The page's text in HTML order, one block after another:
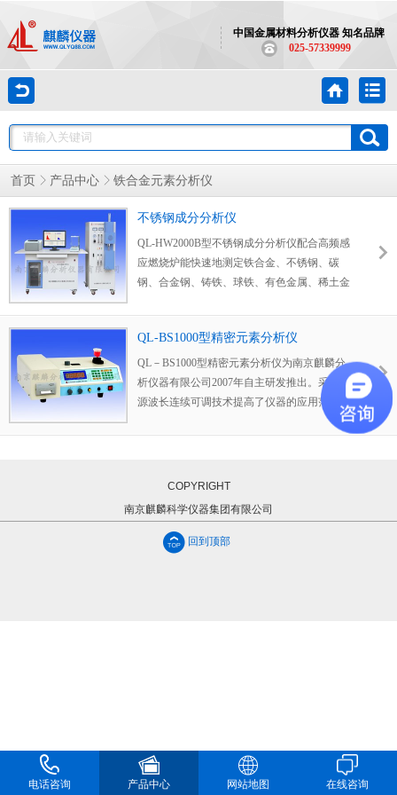
中国金属材料分析仪器 知名品牌
025-57339999
首页 产品中心 铁合金元素分析仪
不锈钢成分分析仪
QL-HW2000B型不锈钢成分分析仪配合高频感
应燃烧炉能快速地测定铁合金、不锈钢、碳
钢、合金钢、铸铁、球铁、有色金属、稀土金
它材料中碳、硫两元素的含量。
QL-BS1000型精密元素分析仪
QL－BS1000型精密元素分析仪为南京麒麟分
析仪器有限公司2007年自主研发推出。采用光
源波长连续可调技术提高了仪器的应用范围和
分析结果的准确性。只要有元素的光度分析方
锰、磷、镍、铬、铜等多种元素的含量分析，
前、成品、来料化验等方面对各种材料多元素
分析的需要。
COPYRIGHT
南京麒麟科学仪器集团有限公司
电话咨询 产品中心 网站地图 在线咨询
回到顶部